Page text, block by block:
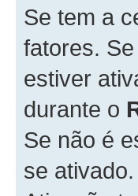
Se tem a
fatores.
estiver
durante o
Se não é
se